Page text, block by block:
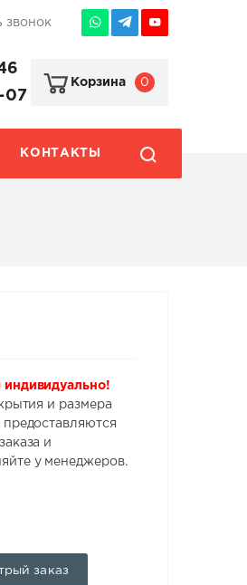
звонок
07
Корзина 0
КОНТАКТЫ
индивидуально!
и размера
и
у менеджеров.
заказ